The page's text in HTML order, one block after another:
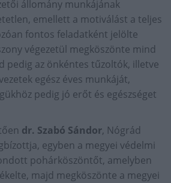
állomány munkájának
emellett a motiválást a teljes
fontos feladatként jelölte
végezetül megköszönte mind
pedig az önkéntes tűzoltók, illetve
egész éves munkáját,
pedig jó erőt és egészséget
dr. Szabó Sándor, Nógrád
egyben a megyei védelmi
pohárköszöntőt, amelyben
majd megköszönte a megyei